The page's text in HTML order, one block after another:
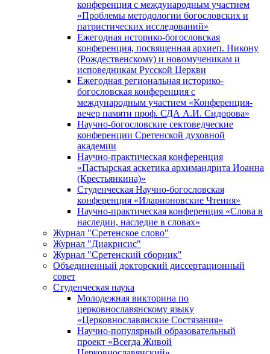
конференция с международным участием
«Проблемы методологии богословских и
патристических исследований»
Ежегодная историко-богословская
конференция, посвященная архиеп. Никону
(Рождественскому) и новомученикам и
исповедникам Русской Церкви
Ежегодная региональная историко-
богословская конференция с
международным участием «Конференция-
вечер памяти проф. СДА А.И. Сидорова»
Научно-богословские сектоведческие
конференции Сретенской духовной
академии
Научно-практическая конференция
«Пастырская аскетика архимандрита Иоанна
(Крестьянкина)»
Студенческая Научно-богословская
конференция «Иларионовские Чтения»
Научно-практическая конференция «Cлова в
наследии, наследие в словах»
Журнал "Сретенское слово"
Журнал "Диакрисис"
Журнал "Сретенский сборник"
Объединенный докторский диссертационный
совет
Студенческая наука
Молодежная викторина по
церковнославянскому языку
«Церковнославянские Состязания»
Научно-популярный образовательный
проект «Всегда Живой